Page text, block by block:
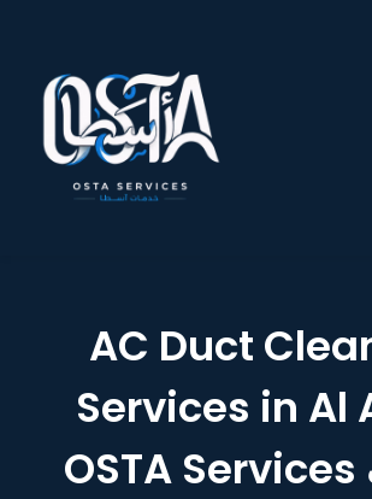
main
content
AC Duct
Services in Al
OSTA Services تنظيف